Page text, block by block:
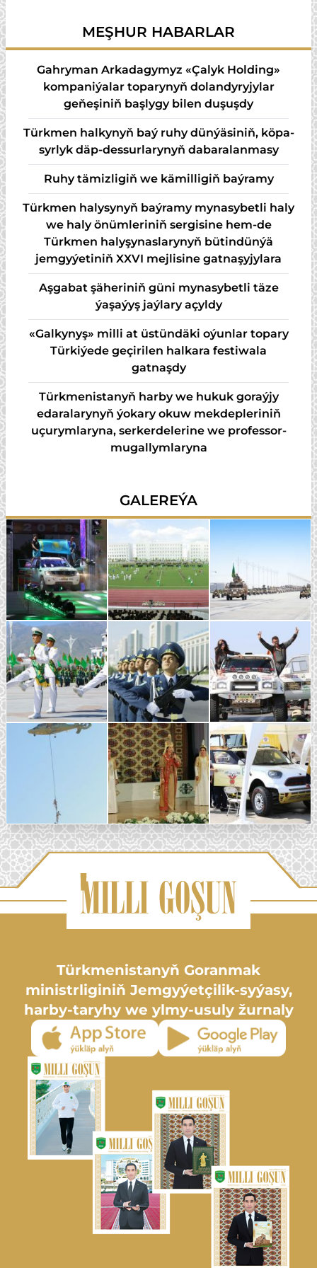
MEŞHUR HABARLAR
Gahryman Arkadagymyz «Çalyk Holding»
kompaniýalar toparynyň dolandyryjylar
geňeşiniň başlygy bilen duşuşdy
Türk­men hal­ky­nyň baý ru­hy dün­ýä­si­niň, kö­pa­
syr­lyk däp-des­sur­la­ry­nyň da­ba­ra­lan­ma­sy
Ruhy tämizligiň we kämilligiň baýramy
Türkmen halysynyň baýramy mynasybetli haly
we haly önümleriniň sergisine hem-de
Türkmen halyşynaslarynyň bütindünýä
jemgyýetiniň XXVI mejlisine gatnaşyjylara
Aşgabat şäheriniň güni mynasybetli täze
ýaşaýyş jaýlary açyldy
«Galkynyş» milli at üstündäki oýunlar topary
Türkiýede geçirilen halkara festiwala
gatnaşdy
Türkmenistanyň harby we hukuk goraýjy
edaralarynyň ýokary okuw mekdepleriniň
uçurymlaryna, serkerdelerine we professor-
mugallymlaryna
GALEREÝA
Türkmenistanyň Goranmak
ministrliginiň Jemgyýetçilik-syýasy,
harby-taryhy we ylmy-usuly žurnaly